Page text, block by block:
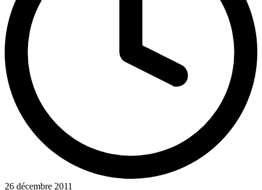
26 décembre 2011